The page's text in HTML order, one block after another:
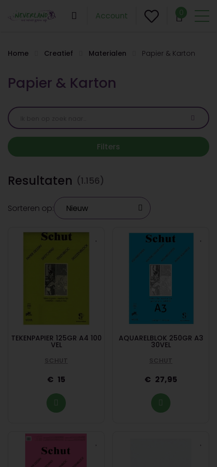
Account 0
Home Creatief Materialen Papier & Karton
Papier & Karton
Filters
Resultaten (1.156)
Sorteren op:
TEKENPAPIER 125GR A4 100
VEL
SCHUT
15
AQUARELBLOK 250GR A3
30VEL
SCHUT
27,95